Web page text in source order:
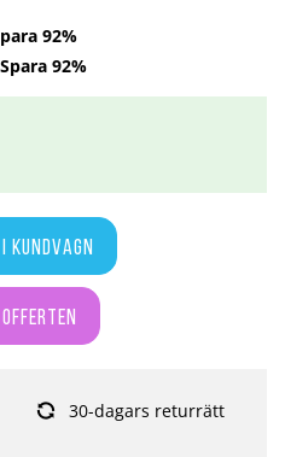
kundvagn
30-dagars returrätt
92%
Spara 92%